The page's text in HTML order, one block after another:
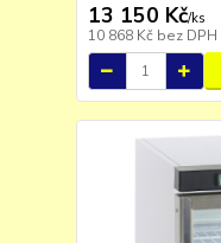
13 150 Kč/ks
10 868 Kč bez DPH